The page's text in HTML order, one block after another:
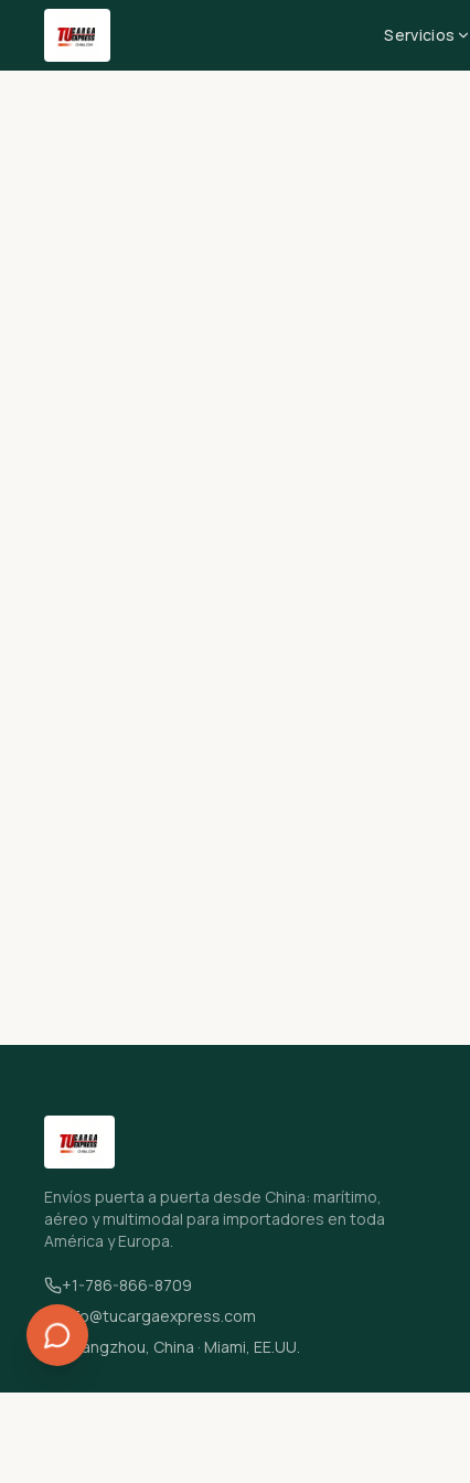
Servicios
Envíos puerta a puerta desde China: marítimo,
aéreo y multimodal para importadores en toda
América y Europa.
+1-786-866-8709
info@tucargaexpress.com
Guangzhou, China · Miami, EE.UU.